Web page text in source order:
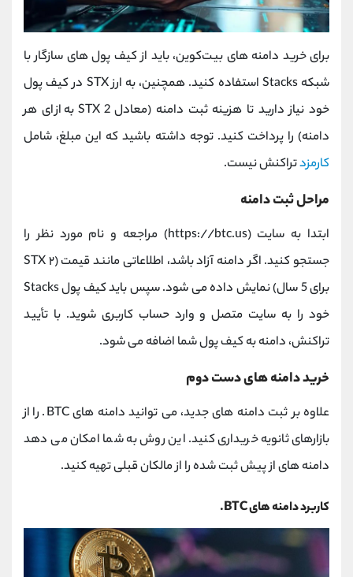
برای خرید دامنه ‌های بیت‌کوین، باید از کیف‌ پول ‌های سازگار با
شبکه Stacks استفاده کنید. همچنین، به ارز STX در کیف‌ پول
خود نیاز دارید تا هزینه ثبت دامنه (معادل 2 STX به ازای هر
دامنه) را پرداخت کنید. توجه داشته باشید که این مبلغ، شامل
کارمزدتراکنش نیست.
مراحل ثبت دامنه
ابتدا به سایت (https://btc.us) مراجعه و نام مورد نظر را
جستجو کنید. اگر دامنه آزاد باشد، اطلاعاتی مانند قیمت (۲ STX
برای 5 سال) نمایش داده می ‌شود. سپس باید کیف ‌پول Stacks
خود را به سایت متصل و وارد حساب کاربری شوید. با تأیید
تراکنش، دامنه به کیف ‌پول شما اضافه می‌ شود.
خرید دامنه‌ های دست ‌دوم
علاوه بر ثبت دامنه ‌های جدید، می‌ توانید دامنه‌ های BTC. را از
بازارهای ثانویه خریداری کنید. این روش به شما امکان می ‌دهد
دامنه ‌های از پیش ثبت‌ شده را از مالکان قبلی تهیه کنید.
کاربرد دامنه ‌های BTC.